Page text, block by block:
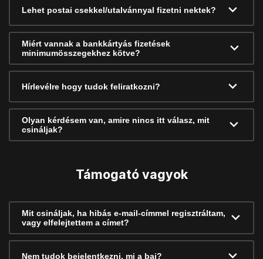
Lehet postai csekkel/utalvánnyal fizetni nektek?
Miért vannak a bankkártyás fizetések
minimumösszegekhez kötve?
Hírlevélre hogy tudok feliratkozni?
Olyan kérdésem van, amire nincs itt válasz, mit
csináljak?
Támogató vagyok
Mit csináljak, ha hibás e-mail-címmel regisztráltam,
vagy elfelejtettem a címet?
Nem tudok bejelentkezni, mi a baj?